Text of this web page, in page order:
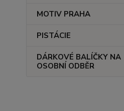
MOTIV PRAHA
PISTÁCIE
DÁRKOVÉ BALÍČKY NA
OSOBNÍ ODBĚR